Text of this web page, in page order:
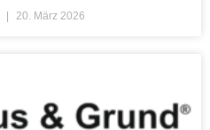
20. März 2026